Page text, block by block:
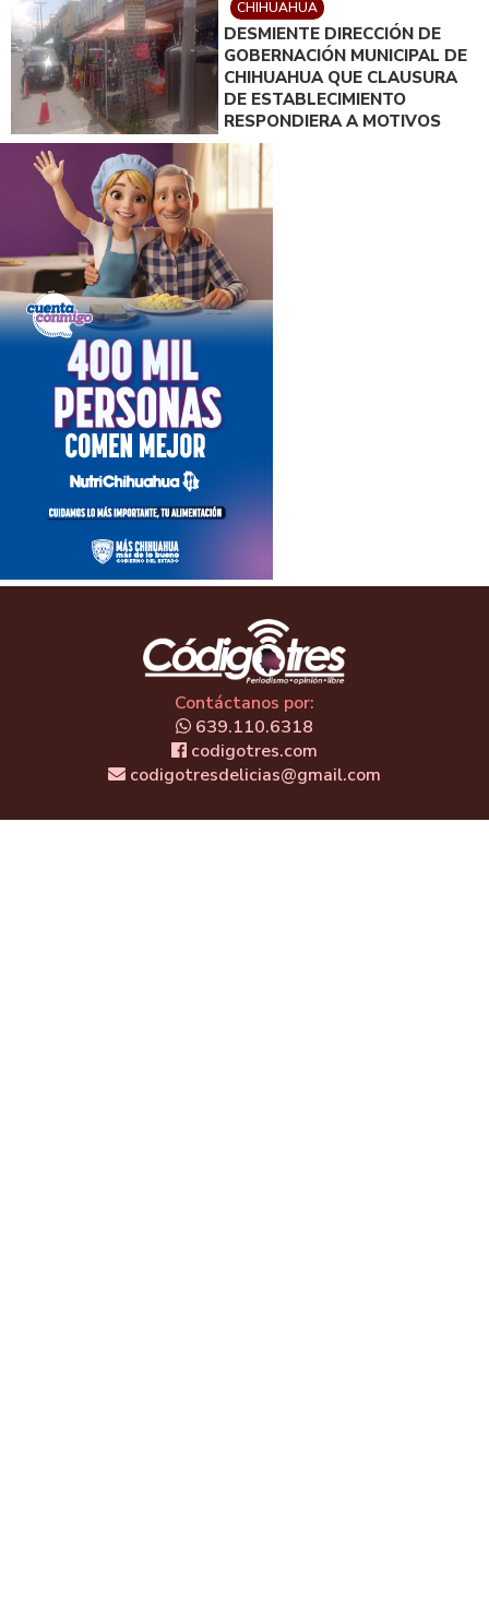
CHIHUAHUA
DESMIENTE DIRECCIÓN DE
GOBERNACIÓN MUNICIPAL DE
CHIHUAHUA QUE CLAUSURA
DE ESTABLECIMIENTO
RESPONDIERA A MOTIVOS
POLÍTICOS
Contáctanos por:
639.110.6318
codigotres.com
codigotresdelicias@gmail.com